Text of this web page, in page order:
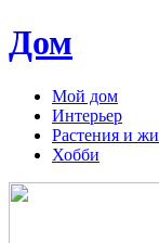
Дом
Мой дом
Интерьер
Растения и
Хобби